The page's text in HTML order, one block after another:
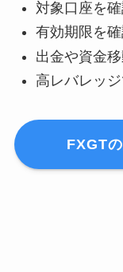
対象口座を
有効期限を
出金や資金
高レバレッ
FXGT